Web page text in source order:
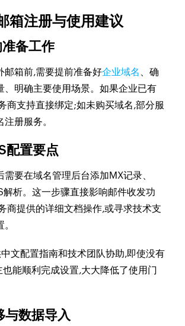
箱注册与使用建议
准备工作
邮箱前,需要提前准备好企业域名 、确
、明确主要使用场景。如果企业已有
商支持直接绑定;如未购买域名,部分服
册服务。
配置要点
要在域名管理后台添加MX记录、
解析。这一步骤直接影响邮件收发功
商提供的详细文档操作,或寻求技术支
文配置指南和技术团队协助,即使没有
也能顺利完成设置,大大降低了使用门
与数据导入